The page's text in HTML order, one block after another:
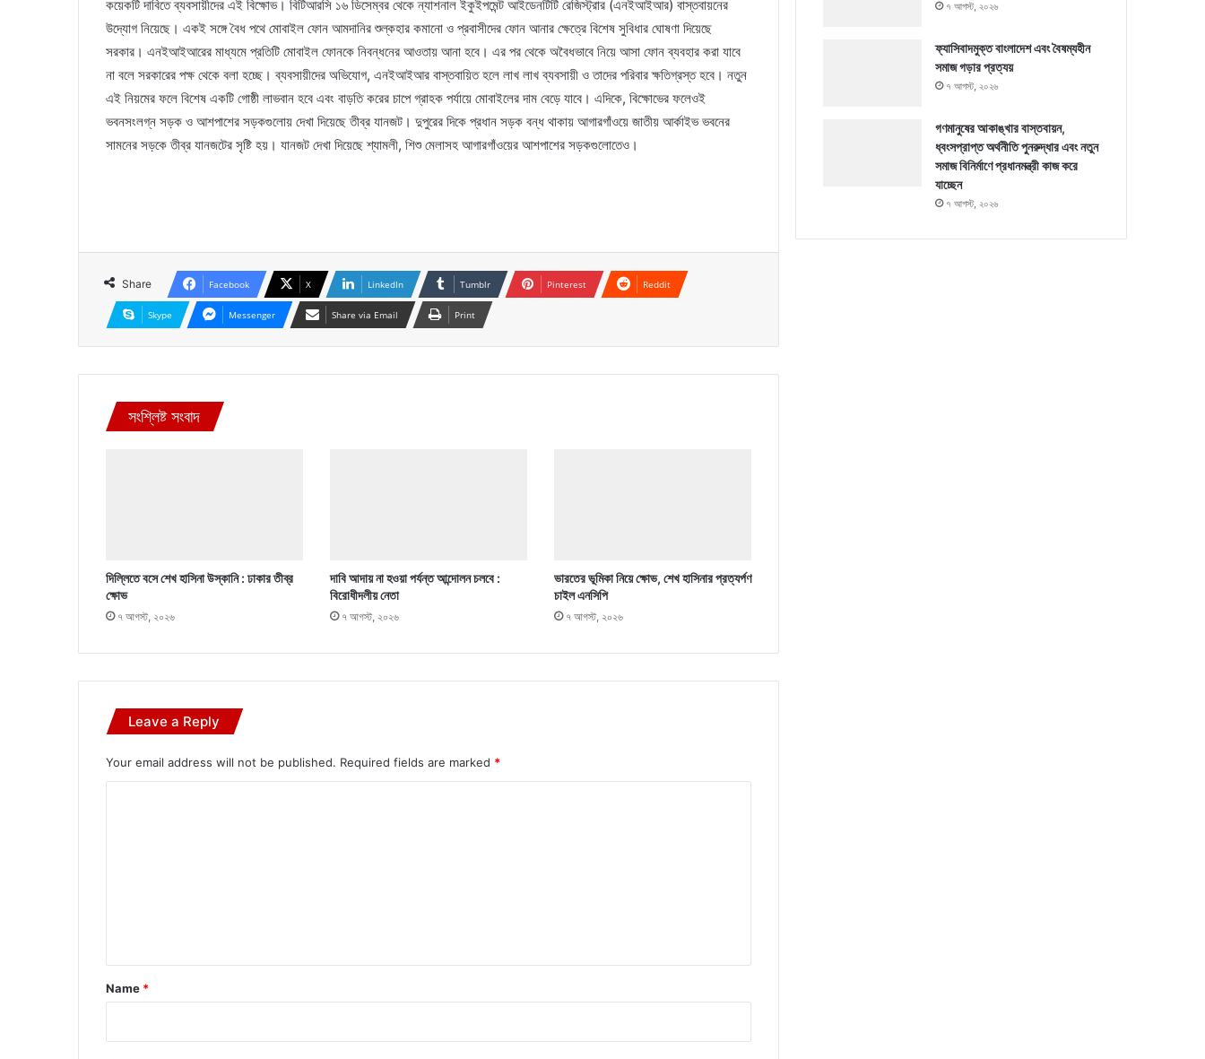
কয়েকটি দাবিতে ব্যবসায়ীদের এই বিক্ষোভ। বিটিআরসি ১৬ ডিসেম্বর থেকে ন্যাশনাল ইকুইপমেন্ট আইডেনটিটি রেজিস্ট্রার (এনইআইআর) বাস্তবায়নের
উদ্যোগ নিয়েছে। একই সঙ্গে বৈধ পথে মোবাইল ফোন আমদানির শুল্কহার কমানো ও প্রবাসীদের ফোন আনার ক্ষেত্রে বিশেষ সুবিধার ঘোষণা দিয়েছে
সরকার। এনইআইআরের মাধ্যমে প্রতিটি মোবাইল ফোনকে নিবন্ধনের আওতায় আনা হবে। এর পর থেকে অবৈধভাবে নিয়ে আসা ফোন ব্যবহার করা যাবে
না বলে সরকারের পক্ষ থেকে বলা হচ্ছে। ব্যবসায়ীদের অভিযোগ, এনইআইআর বাস্তবায়িত হলে লাখ লাখ ব্যবসায়ী ও তাদের পরিবার ক্ষতিগ্রস্ত হবে। নতুন
এই নিয়মের ফলে বিশেষ একটি গোষ্ঠী লাভবান হবে এবং বাড়তি করের চাপে গ্রাহক পর্যায়ে মোবাইলের দাম বেড়ে যাবে। এদিকে, বিক্ষোভের ফলেওই
ভবনসংলগ্ন সড়ক ও আশপাশের সড়কগুলোয় দেখা দিয়েছে তীব্র যানজট। দুপুরের দিকে প্রধান সড়ক বন্ধ থাকায় আগারগাঁওয়ে জাতীয় আর্কাইভ ভবনের
সামনের সড়কে তীব্র যানজটের সৃষ্টি হয়। যানজট দেখা দিয়েছে শ্যামলী, শিশু মেলাসহ আগারগাঁওয়ের আশপাশের সড়কগুলোতেও।
Share Facebook X LinkedIn Tumblr Pinterest Reddit
Skype Messenger Share via Email Print
সংশ্লিষ্ট সংবাদ
দিল্লিতে বসে শেখ হাসিনা উস্কানি : ঢাকার তীব্র
ক্ষোভ
৭ আগস্ট, ২০২৬
দাবি আদায় না হওয়া পর্যন্ত আন্দোলন চলবে :
বিরোধীদলীয় নেতা
৭ আগস্ট, ২০২৬
ভারতের ভূমিকা নিয়ে ক্ষোভ, শেখ হাসিনার প্রত্যর্পণ
চাইল এনসিপি
৭ আগস্ট, ২০২৬
Leave a Reply
Your email address will not be published. Required fields are marked *
*
Name *
৭ আগস্ট, ২০২৬
ফ্যাসিবাদমুক্ত বাংলাদেশ এবং বৈষম্যহীন
সমাজ গড়ার প্রত্যয়
৭ আগস্ট, ২০২৬
গণমানুষের আকাঙ্খার বাস্তবায়ন,
ধ্বংসপ্রাপ্ত অর্থনীতি পুনরুদ্ধার এবং নতুন
সমাজ বিনির্মাণে প্রধানমন্ত্রী কাজ করে
যাচ্ছেন
৭ আগস্ট, ২০২৬